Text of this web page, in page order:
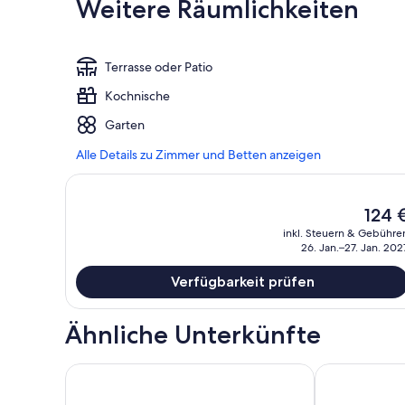
Weitere Räumlichkeiten
Terrasse oder Patio
Kochnische
Garten
Alle Details zu Zimmer und Betten anzeigen
Der
Preis
124
inkl. Steuern &
26. Jan.–27. Jan.
Verfügbarkeit prüfen
Ähnliche Unterkünfte
Shabby Chic Guest House LA Hills 2 In der Nähe